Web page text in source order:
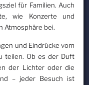
für Familien. Auch
wie Konzerte und
Atmosphäre bei.
und Eindrücke vom
teilen. Ob es der Duft
der Lichter oder die
– jeder Besuch ist